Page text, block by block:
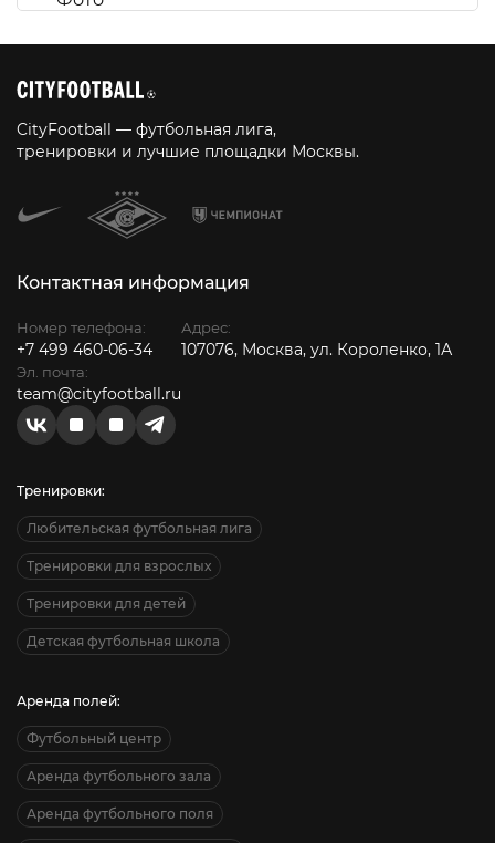
CityFootball — футбольная лига,
тренировки и лучшие площадки Москвы.
Контактная информация
Номер телефона:
+7 499 460-06-34
Эл. почта:
team@cityfootball.ru
Адрес:
107076, Москва, ул. Короленко, 1А
Тренировки:
Любительская футбольная лига
Тренировки для взрослых
Тренировки для детей
Детская футбольная школа
Аренда полей:
Футбольный центр
Аренда футбольного зала
Аренда футбольного поля